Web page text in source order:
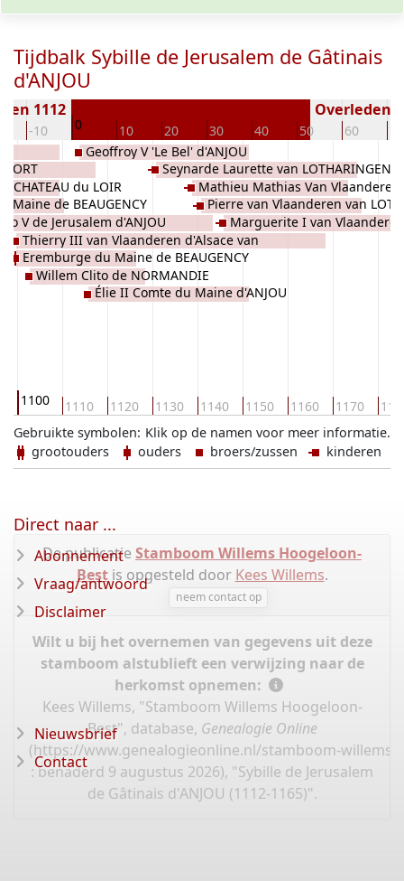
Tijdbalk Sybille de Jerusalem de Gâtinais
d'ANJOU
-10 0 10 20 30 40 50 60 70
1112 Overleden (
1100 1110 1120 1130 1140 1150 1160 1170
CHATEAU du LOIR
Maine de BEAUGENCY
V de Jerusalem d'ANJOU
Thierry III van Vlaanderen d'Alsace van
LOTHARINGEN
Eremburge du Maine de BEAUGENCY
Willem Clito de NORMANDIE
Geoffroy V 'Le Bel' d'ANJOU
Élie II Comte du Maine d'ANJOU
Seynarde Laurette van LOTHARINGEN
Mathieu Mathias Van Vlaanderen
LOTHARINGEN
Pierre van Vlaanderen van
Marguerite I van
LOTHARINGEN
Klik op de namen voor meer informatie.
Gebruikte symbolen:
grootouders
ouders broers/zussen kinderen
De publicatie Stamboom Willems Hoogeloon-
Bestis opgesteld door Kees Willems.
neem contact op
Wilt u bij het overnemen van gegevens uit deze
stamboom alstublieft een verwijzing naar de
herkomst opnemen:
Kees Willems, "Stamboom Willems Hoogeloon-
Best", database, Genealogie Online
(https://www.genealogieonline.nl/stamboom-willems-
: benaderd 9 augustus 2026), "Sybille de Jerusalem
de Gâtinais d'ANJOU (1112-1165)".
Direct naar ...
Abonnement
Vraag/antwoord
Disclaimer
Nieuwsbrief
Contact